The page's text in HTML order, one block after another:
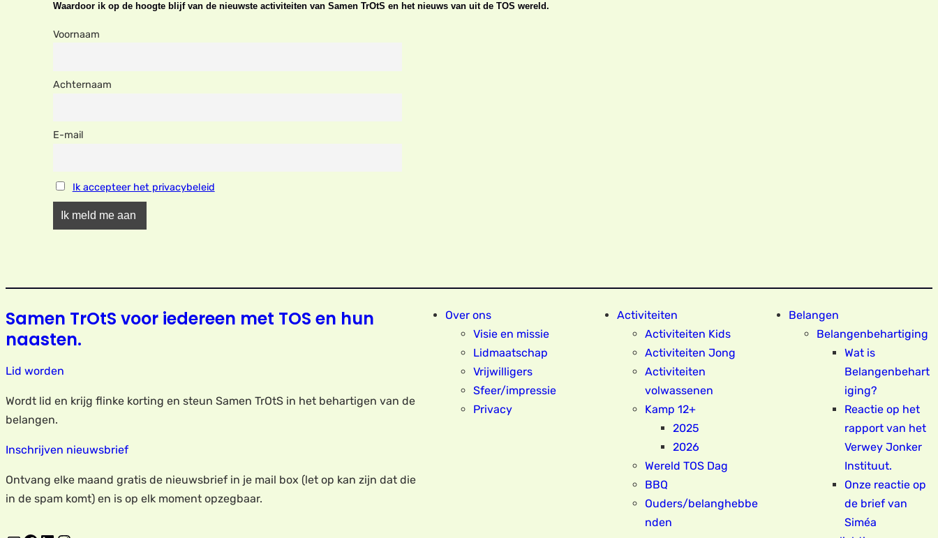
Waardoor ik op de hoogte blijf van de nieuwste activiteiten van Samen TrOtS en het nieuws van uit de TOS wereld.
Voornaam
Achternaam
E-mail
Ik accepteer het privacybeleid
Samen TrOtS voor iedereen met TOS en hun
naasten.
Lid worden
Wordt lid en krijg flinke korting en steun Samen TrOtS in het behartigen van de
belangen.
Inschrijven nieuwsbrief
Ontvang elke maand gratis de nieuwsbrief in je mail box (let op kan zijn dat die
in de spam komt) en is op elk moment opzegbaar.
Over ons
Visie en missie
Lidmaatschap
Vrijwilligers
Sfeer/impressie
Privacy
Activiteiten
Activiteiten Kids
Activiteiten Jong
Activiteiten
volwassenen
Kamp 12+
2025
2026
Wereld TOS Dag
BBQ
Ouders/belanghebbe
nden
Belangen
Belangenbehartiging
Wat is
Belangenbehart
iging?
Reactie op het
rapport van het
Verwey Jonker
Instituut.
Onze reactie op
de brief van
Siméa